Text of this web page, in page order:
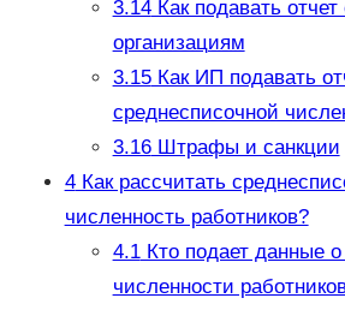
3.14Как подавать
организациям
3.15Как ИП подавать
среднесписочной
3.16Штрафы и санкции
4Как расcчитать
численность работников?
4.1Кто подает данные
численности